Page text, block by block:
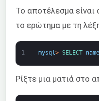
Το αποτέλεσμα είναι
το ερώτημα με τη
1 mysql> SELECT name
Ρίξτε μια ματιά στο